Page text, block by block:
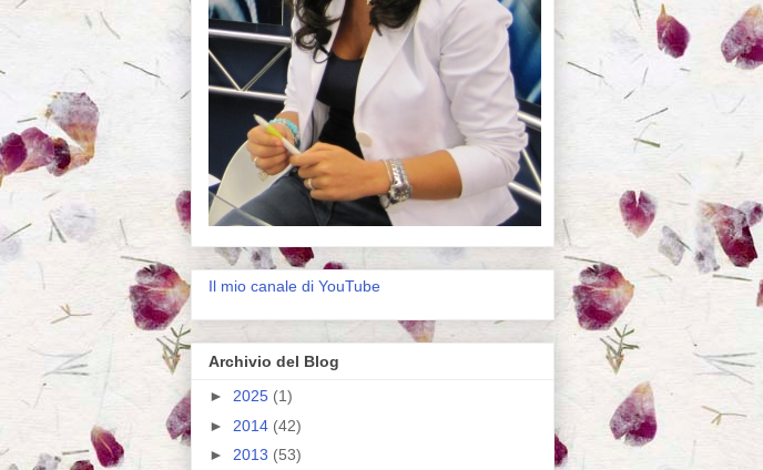
Il mio canale di YouTube
Archivio del Blog
► 2025 (1)
► 2014 (42)
► 2013 (53)